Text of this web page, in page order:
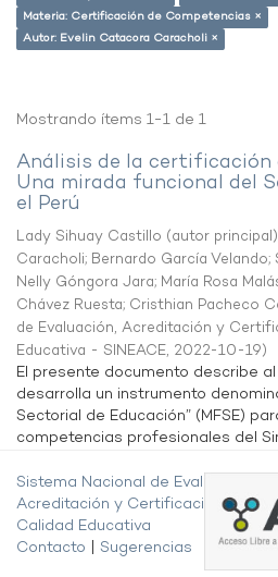
Materia: Certificación de Competencias ×
Autor: Evelin Catacora Caracholi ×
Mostrando ítems 1-1 de 1
Análisis de la certificación
Una mirada funcional del
el Perú
Lady Sihuay Castillo (autor principal)
Caracholi; Bernardo García Velando;
Nelly Góngora Jara; María Rosa
Chávez Ruesta; Cristhian Pacheco
de Evaluación, Acreditación y
Educativa - SINEACE, 2022-10-19)
El presente documento describe
desarrolla un instrumento
Sectorial de Educación” (MFSE)
competencias profesionales del
Sistema Nacional de Evaluación,
Acreditación y Certificación de la
Calidad Educativa
Contacto
Sugerencias